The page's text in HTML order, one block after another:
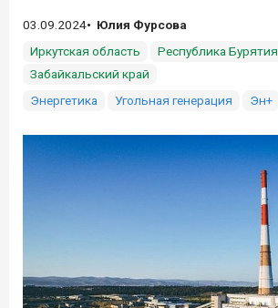
03.09.2024
Юлия Фурсова
Иркутская область
Республика Бурятия
Забайкальский край
Энергетика
Угольная генерация Эн+